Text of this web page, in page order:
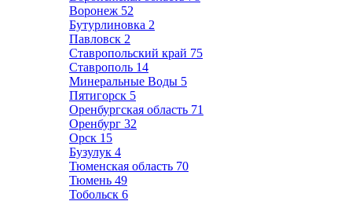
Воронеж 52
Бутурлиновка 2
Павловск 2
Ставропольский край 75
Ставрополь 14
Минеральные Воды 5
Пятигорск 5
Оренбургская область 71
Оренбург 32
Орск 15
Бузулук 4
Тюменская область 70
Тюмень 49
Тобольск 6